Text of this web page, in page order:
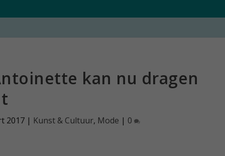
kan nu dragen
2017 | Kunst & Cultuur, Mode | 0